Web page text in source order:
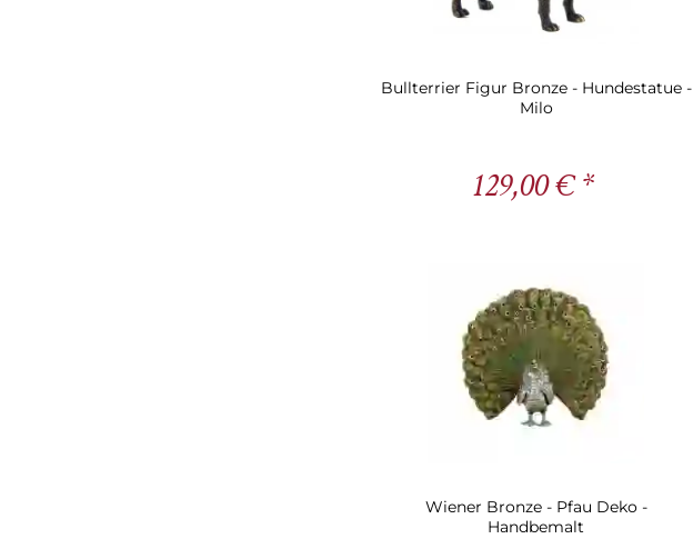
Bullterrier Figur Bronze - Hundestatue -
Milo
129,00 € *
Wiener Bronze - Pfau Deko -
Handbemalt